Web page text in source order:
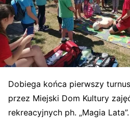
Dobiega końca pierwszy
przez Miejski Dom Kultury
rekreacyjnych ph. „Magia